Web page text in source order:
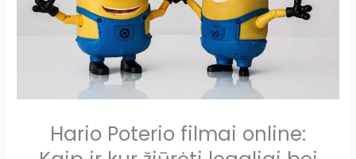
Hario Poterio filmai online: